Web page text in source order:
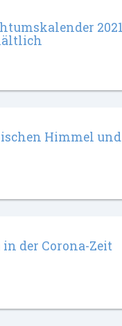
Himmel und
in der Corona-Zeit